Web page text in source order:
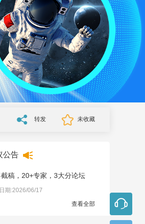
转发 未收藏
公告
截稿，20+专家，3大分论坛
期:2026/06/17
查看全部